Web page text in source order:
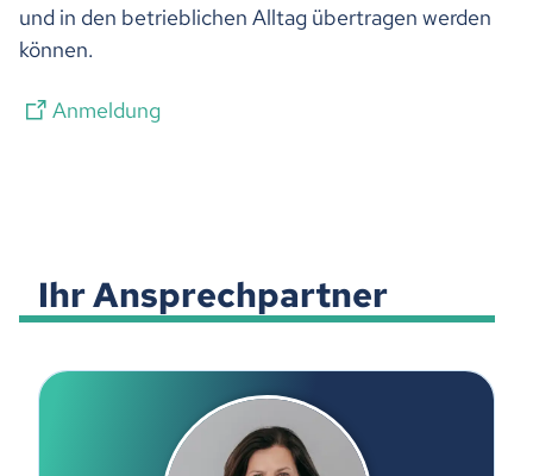
und in den betrieblichen Alltag übertragen werden
können.
Anmeldung
Ihr Ansprechpartner